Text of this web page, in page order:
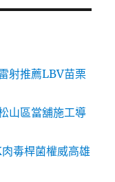
射推薦LBV苗栗
山區當舖施工導
毒桿菌權威高雄